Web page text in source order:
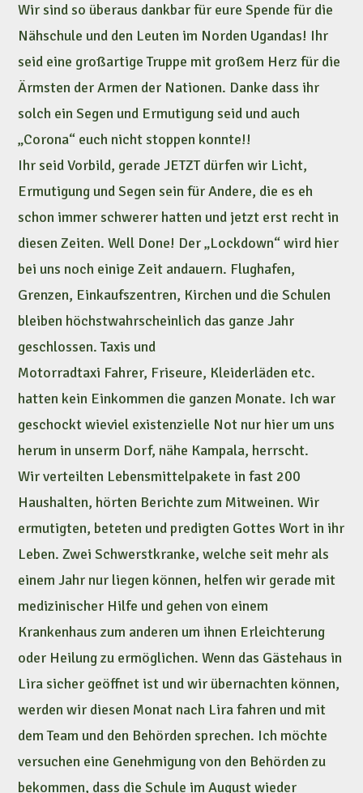
Wir sind so überaus dankbar für eure Spende für die
Nähschule und den Leuten im Norden Ugandas! Ihr
seid eine großartige Truppe mit großem Herz für die
Ärmsten der Armen der Nationen. Danke dass ihr
solch ein Segen und Ermutigung seid und auch
„Corona“ euch nicht stoppen konnte!!
Ihr seid Vorbild, gerade JETZT dürfen wir Licht,
Ermutigung und Segen sein für Andere, die es eh
schon immer schwerer hatten und jetzt erst recht in
diesen Zeiten. Well Done! Der „Lockdown“ wird hier
bei uns noch einige Zeit andauern. Flughafen,
Grenzen, Einkaufszentren, Kirchen und die Schulen
bleiben höchstwahrscheinlich das ganze Jahr
geschlossen. Taxis und
Motorradtaxi Fahrer, Friseure, Kleiderläden etc.
hatten kein Einkommen die ganzen Monate. Ich war
geschockt wieviel existenzielle Not nur hier um uns
herum in unserm Dorf, nähe Kampala, herrscht.
Wir verteilten Lebensmittelpakete in fast 200
Haushalten, hörten Berichte zum Mitweinen. Wir
ermutigten, beteten und predigten Gottes Wort in ihr
Leben. Zwei Schwerstkranke, welche seit mehr als
einem Jahr nur liegen können, helfen wir gerade mit
medizinischer Hilfe und gehen von einem
Krankenhaus zum anderen um ihnen Erleichterung
oder Heilung zu ermöglichen. Wenn das Gästehaus in
Lira sicher geöffnet ist und wir übernachten können,
werden wir diesen Monat nach Lira fahren und mit
dem Team und den Behörden sprechen. Ich möchte
versuchen eine Genehmigung von den Behörden zu
bekommen, dass die Schule im August wieder